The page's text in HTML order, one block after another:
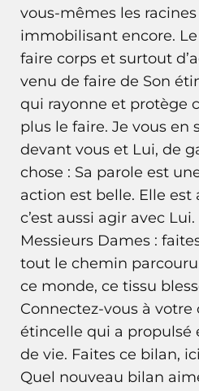
vous-mêmes les
immobilisant encore.
faire corps et surtout
venu de faire de Son
qui rayonne et protège
plus le faire. Je vous en
devant vous et Lui, de
chose : Sa parole est
action est belle. Elle est
c’est aussi agir avec
Messieurs Dames :
tout le chemin
ce monde, ce tissu
Connectez-vous à
étincelle qui a propulsé
de vie. Faites ce bilan,
Quel nouveau bilan